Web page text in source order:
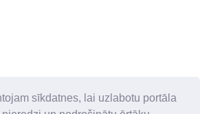
sīkdatnes, lai uzlabotu portāla